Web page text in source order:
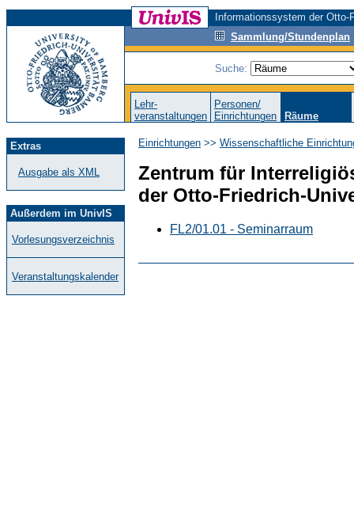
Informationssystem der
Sammlung/Stundenplan
Suche:
Lehr-
veranstaltungen
Personen/
Einrichtungen
Räume
Extras
Ausgabe als XML
Außerdem im UnivIS
Vorlesungsverzeichnis
Veranstaltungskalender
Einrichtungen >> Wissenschaftliche
Zentrum für
der Otto-Friedrich-
FL2/01.01 - Seminarraum